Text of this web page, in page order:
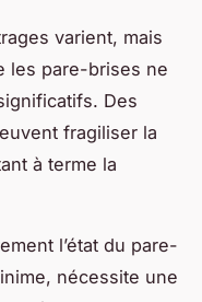
varient, mais
les pare-brises ne
Des
fragiliser la
à terme la
l’état du pare-
nécessite une